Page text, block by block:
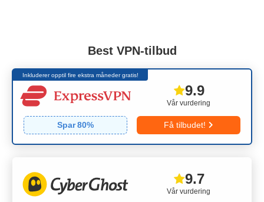
Best VPN-tilbud
Inkluderer opptil fire ekstra måneder gratis!
Vår vurdering
9.9
Spar80% Få tilbudet!
Vår vurdering
9.7